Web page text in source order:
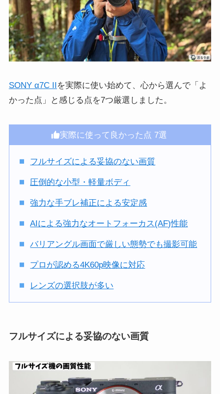
SONY α7C II
を実際に使い始めて、心から選んで「よ
かった点」と感じる点を7つ厳選しました。
実際に使って良かった点 7選
フルサイズによる妥協のない画質
圧倒的な小型・軽量ボディ
強力な手ブレ補正による安定感
AIによる強力なオートフォーカス(AF)性能
バリアングル画面で厳しい態勢でも撮影可能
プロが認める4K60p映像に対応
レンズの選択肢が多い
フルサイズによる妥協のない画質